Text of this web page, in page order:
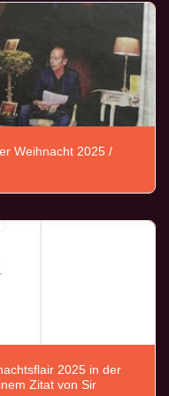
Weihnacht 2025 /
2025 in der
Zitat von Sir